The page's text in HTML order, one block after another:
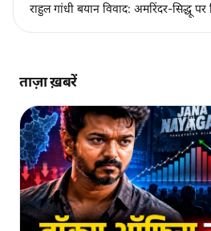
राहुल गांधी बयान विवाद: अमरिंदर-सिद्धू
ताज़ा ख़बरें